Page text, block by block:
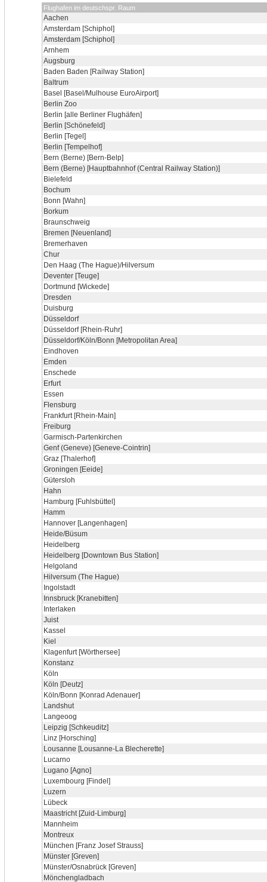
Flughafen im deutschspr. Raum
Aachen
Amsterdam [Schiphol]
Amsterdam [Schiphol]
Arnhem
Augsburg
Baden Baden [Railway Station]
Baltrum
Basel [Basel/Mulhouse EuroAirport]
Berlin Zoo
Berlin [alle Berliner Flughäfen]
Berlin [Schönefeld]
Berlin [Tegel]
Berlin [Tempelhof]
Bern (Berne) [Bern-Belp]
Bern (Berne) [Hauptbahnhof (Central Railway Station)]
Bielefeld
Bochum
Bonn [Wahn]
Borkum
Braunschweig
Bremen [Neuenland]
Bremerhaven
Chur
Den Haag (The Hague)/Hilversum
Deventer [Teuge]
Dortmund [Wickede]
Dresden
Duisburg
Düsseldorf
Düsseldorf [Rhein-Ruhr]
Düsseldorf/Köln/Bonn [Metropolitan Area]
Eindhoven
Emden
Enschede
Erfurt
Essen
Flensburg
Frankfurt [Rhein-Main]
Freiburg
Garmisch-Partenkirchen
Genf (Geneve) [Geneve-Cointrin]
Graz [Thalerhof]
Groningen [Eeide]
Gütersloh
Hahn
Hamburg [Fuhlsbüttel]
Hamm
Hannover [Langenhagen]
Heide/Büsum
Heidelberg
Heidelberg [Downtown Bus Station]
Helgoland
Hilversum (The Hague)
Ingolstadt
Innsbruck [Kranebitten]
Interlaken
Juist
Kassel
Kiel
Klagenfurt [Wörthersee]
Konstanz
Köln
Köln [Deutz]
Köln/Bonn [Konrad Adenauer]
Landshut
Langeoog
Leipzig [Schkeuditz]
Linz [Horsching]
Lousanne [Lousanne-La Blecherette]
Lucarno
Lugano [Agno]
Luxembourg [Findel]
Luzern
Lübeck
Maastricht [Zuid-Limburg]
Mannheim
Montreux
München [Franz Josef Strauss]
Münster [Greven]
Münster/Osnabrück [Greven]
Mönchengladbach